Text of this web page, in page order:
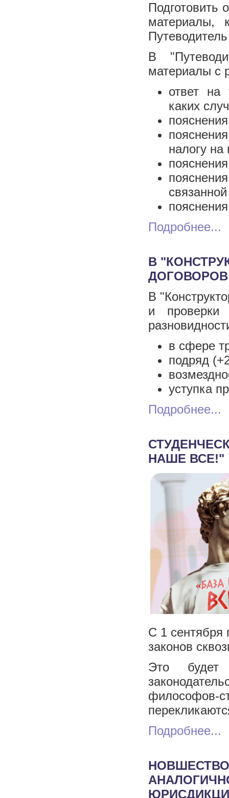
Подготовить
материалы,
В
материалы с
ответ на
каких
налогу
Подробнее...
В
ДОГОВОРОВ
В
и
в сфере
подряд
уступка
Подробнее...
НАШЕ ВСЕ!"
С 1 сентября
законов
Это будет
философов-
Подробнее...